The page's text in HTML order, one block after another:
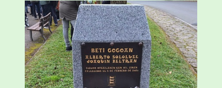
«Azkenengo 40 urteetan Zaldibar jo zuen